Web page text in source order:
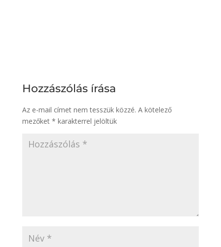
Hozzászólás írása
Az e-mail címet nem tesszük közzé. A kötelező
mezőket * karakterrel jelöltük